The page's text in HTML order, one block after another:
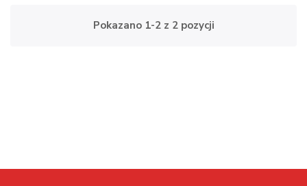
Pokazano 1-2 z 2 pozycji